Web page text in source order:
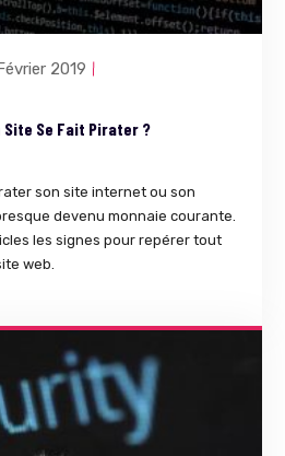
2019
Site Se Fait Pirater ?
son site internet ou son
devenu monnaie courante.
les signes pour repérer tout
web.